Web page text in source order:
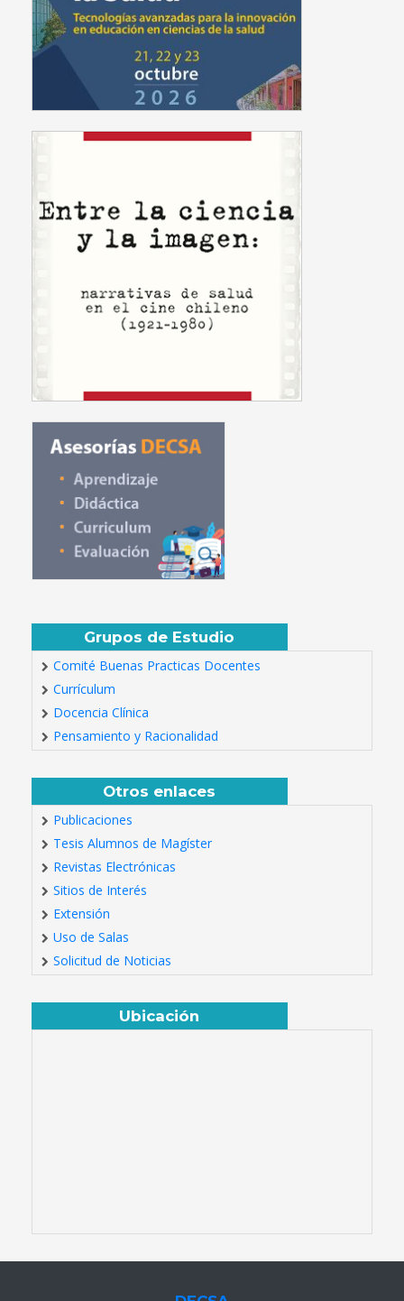
Grupos de Estudio
Comité Buenas Practicas Docentes
Currículum
Docencia Clínica
Pensamiento y Racionalidad
Otros enlaces
Publicaciones
Tesis Alumnos de Magíster
Revistas Electrónicas
Sitios de Interés
Extensión
Uso de Salas
Solicitud de Noticias
Ubicación